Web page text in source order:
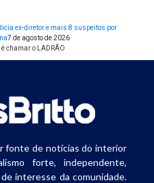
ex-diretor e mais 8 suspeitos por
7 de agosto de 2026
chamar o LADRÃO
fonte de notícias do interior
forte, independente,
interesse da comunidade.